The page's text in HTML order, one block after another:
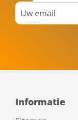
Informatie